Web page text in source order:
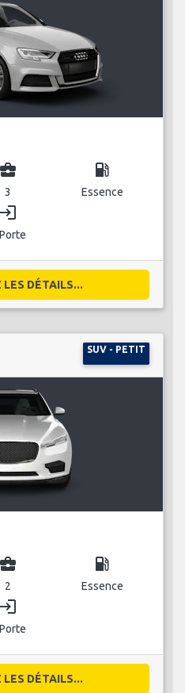
business_center
3
local_gas_station
Essence
login
LES DÉTAILS...
SUV - PETIT
business_center
2
local_gas_station
Essence
login
LES DÉTAILS...